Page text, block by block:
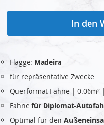
In den
Flagge: Madeira
für repräsentative Zwecke
Querformat Fahne | 0.06m²
Fahne für Diplomat-
Optimal für den